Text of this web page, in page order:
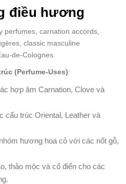
điều hương
perfumes, carnation accords,
classic masculine
de-Colognes.
(Perfume-Uses):
hợp âm Carnation, Clove và
cấu trúc Oriental, Leather và
hương hoa cỏ với các nốt gỗ,
thảo mộc và cổ điển cho các